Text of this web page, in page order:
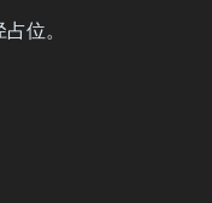
位。